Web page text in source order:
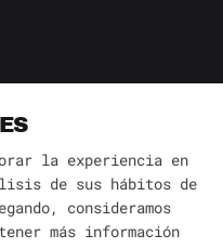
✕
la experiencia en
de sus hábitos de
consideramos
más información